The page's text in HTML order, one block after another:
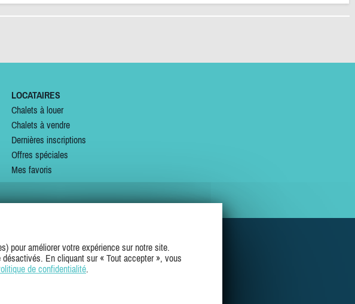
LOCATAIRES
Chalets à louer
Chalets à vendre
Dernières inscriptions
Offres spéciales
Mes favoris
pour améliorer votre expérience sur notre site.
En cliquant sur « Tout accepter », vous
de confidentialité.